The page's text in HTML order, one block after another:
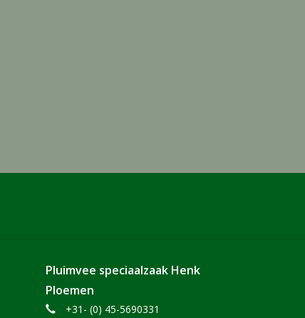
Pluimvee speciaalzaak Henk
Ploemen
+31- (0) 45-5690331